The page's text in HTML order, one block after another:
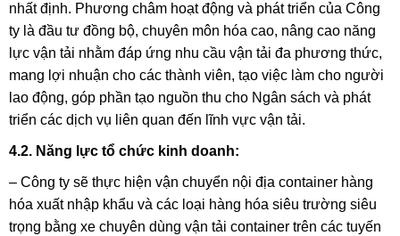
nhất định. Phương châm hoạt động và phát triển của Công
ty là đầu tư đồng bộ, chuyên môn hóa cao, nâng cao năng
lực vận tải nhằm đáp ứng nhu cầu vận tải đa phương thức,
mang lợi nhuận cho các thành viên, tạo việc làm cho người
lao động, góp phần tạo nguồn thu cho Ngân sách và phát
triển các dịch vụ liên quan đến lĩnh vực vận tải.
4.2. Năng lực tổ chức kinh doanh:
– Công ty sẽ thực hiện vận chuyển nội địa container hàng
hóa xuất nhập khẩu và các loại hàng hóa siêu trường siêu
trọng bằng xe chuyên dùng vận tải container trên các tuyến